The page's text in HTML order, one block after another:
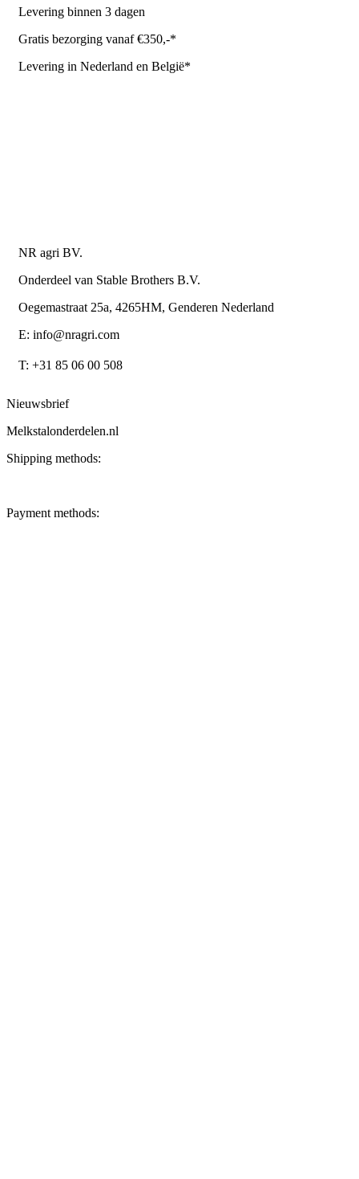
Levering binnen 3 dagen
Gratis bezorging vanaf €350,-*
Levering in Nederland en België*
NR agri BV.
Onderdeel van Stable Brothers B.V.
Oegemastraat 25a, 4265HM, Genderen Nederland
E: info@nragri.com
T: +31 85 06 00 508
Nieuwsbrief
Melkstalonderdelen.nl
Shipping methods:
Payment methods: